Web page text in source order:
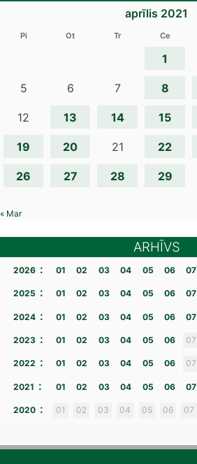
aprīlis 2021
Pi Ot Tr Ce
1
5 6 7 8
12 13 14 15
19 20 21 22
26 27 28 29
« Mar
ARHĪVS
2026 : 01 02 03 04 05 06 07
2025 : 01 02 03 04 05 06 07
2024 : 01 02 03 04 05 06 07
2023 : 01 02 03 04 05 06 07
2022 : 01 02 03 04 05 06 07
2021 : 01 02 03 04 05 06 07
2020 : 01 02 03 04 05 06 07